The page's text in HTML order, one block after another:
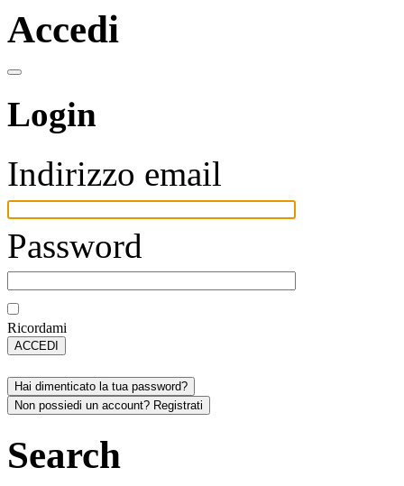
Accedi
Login
Indirizzo email
Password
Ricordami
ACCEDI
Hai dimenticato la tua password?
Non possiedi un account? Registrati
Search